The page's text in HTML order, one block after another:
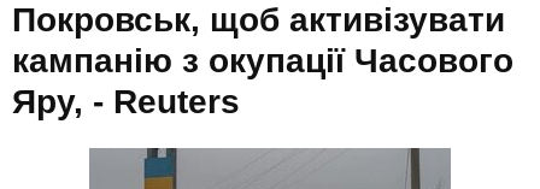
Покровськ, щоб активізувати
кампанію з окупації Часового
Яру, - Reuters